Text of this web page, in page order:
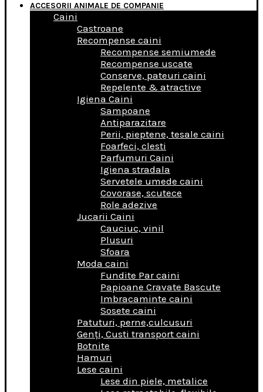
ACCESORII ANIMALE DE COMPANIE
Caini
Castroane
Recompense caini
Recompense semiumede
Recompense uscate
Conserve, pateuri caini
Repelente & atractive
Igiena Caini
Sampoane
Antiparazitare
Perii, pieptene, tesale caini
Foarfeci, clesti
Parfumuri Caini
Igiena stradala
Servetele umede caini
Covorase, scutece
Role adezive
Jucarii Caini
Cauciuc, vinil
Plusuri
Sfoara
Moda caini
Fundite Par caini
Papioane Cravate Bascute
Imbracaminte caini
Sosete caini
Patuturi, perne,culcusuri
Genţi, Custi transport caini
Botnite
Hamuri
Lese caini
Lese din piele, metalice